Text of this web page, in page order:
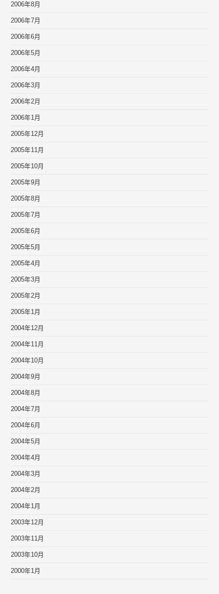
2006年8月
2006年7月
2006年6月
2006年5月
2006年4月
2006年3月
2006年2月
2006年1月
2005年12月
2005年11月
2005年10月
2005年9月
2005年8月
2005年7月
2005年6月
2005年5月
2005年4月
2005年3月
2005年2月
2005年1月
2004年12月
2004年11月
2004年10月
2004年9月
2004年8月
2004年7月
2004年6月
2004年5月
2004年4月
2004年3月
2004年2月
2004年1月
2003年12月
2003年11月
2003年10月
2000年1月